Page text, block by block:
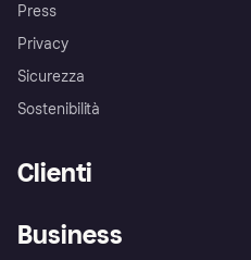
Press
Privacy
Sicurezza
Sostenibilità
Clienti
Business